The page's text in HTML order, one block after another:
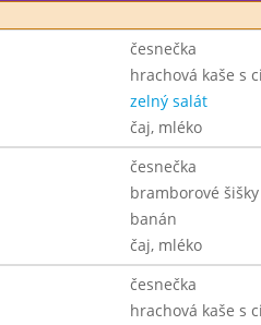
česnečka
hrachová kaše s
zelný salát
čaj, mléko
česnečka
bramborové
banán
čaj, mléko
česnečka
hrachová kaše s